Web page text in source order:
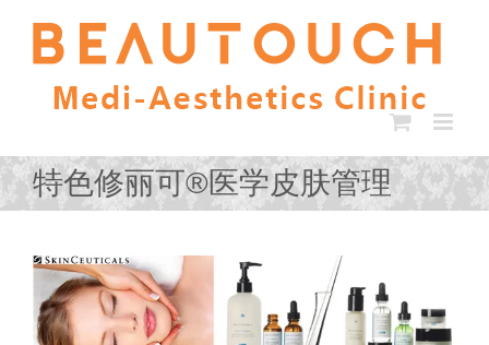
content
特色修丽可®医学皮肤管理